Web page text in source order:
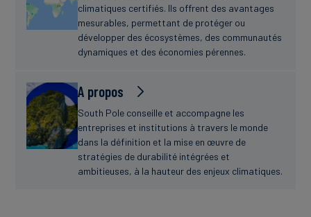
climatiques certifiés. Ils offrent des avantages
mesurables, permettant de protéger ou
développer des écosystèmes, des communautés
dynamiques et des économies pérennes.
A propos
South Pole conseille et accompagne les
entreprises et institutions à travers le monde
dans la définition et la mise en œuvre de
stratégies de durabilité intégrées et
ambitieuses, à la hauteur des enjeux climatiques.